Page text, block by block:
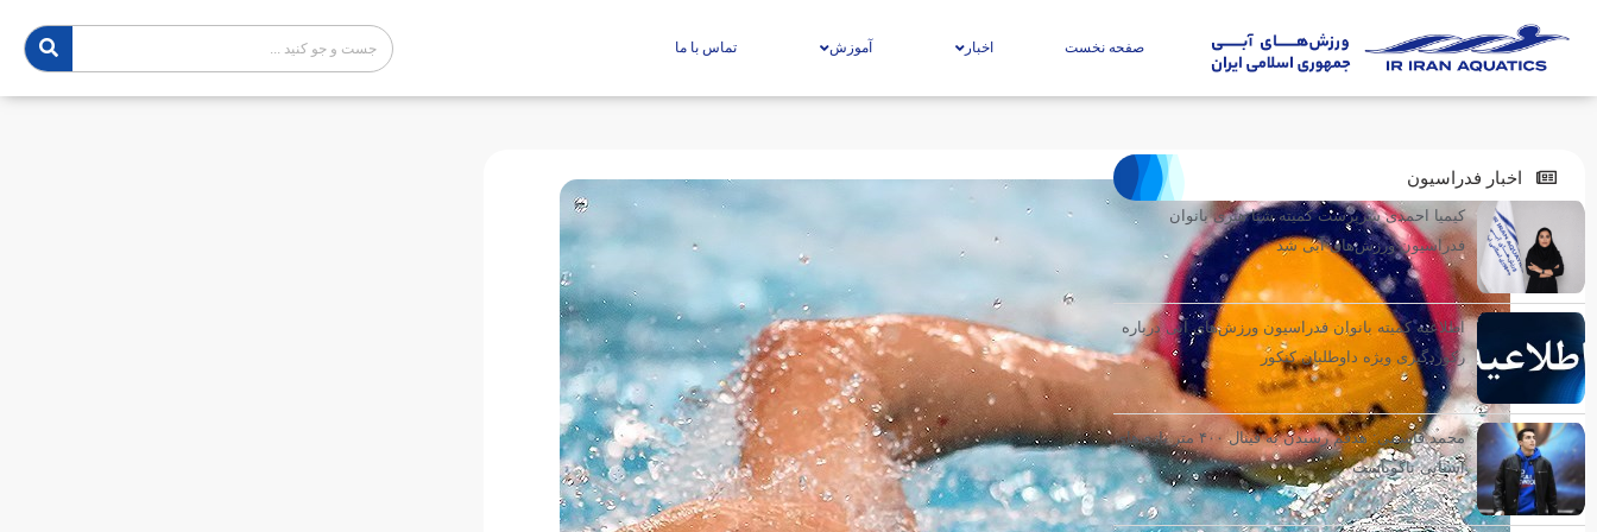
صفحه نخست اخبار آموزش تماس با ما
اخبار فدراسیون
کیمیا احمدی سرپرست کمیته شنا هنری بانوان
فدراسیون ورزش‌های آبی شد
اطلاعیه کمیته بانوان فدراسیون ورزش‌های آبی درباره
رکوردگیری ویژه داوطلبان کنکور
محمد قاسمی: هدفم رسیدن به فینال ۴۰۰ متر بازی‌های
آسیایی ناگویاست